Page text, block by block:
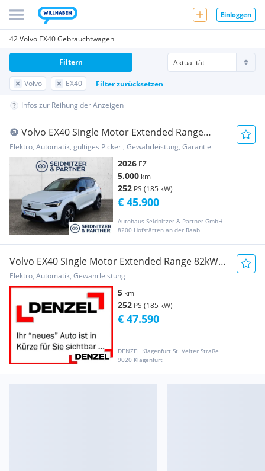
Einloggen
42 Volvo EX40 Gebrauchtwagen
Volvo EX40 Filter zurücksetzen
Filtern
Infos zur Reihung der Anzeigen
Volvo EX40 Single Motor Extended Range
82kWh Plus Dark
Elektro, Automatik, gültiges Pickerl, Gewährleistung, Garantie
2026 EZ
5.000 km
252 PS (185 kW)
Autohaus Seidnitzer & Partner GmbH
8200 Hofstätten an der Raab
€ 45.900
Volvo EX40 Single Motor Extended Range 82kWh
Plus Bla...
Elektro, Automatik, Gewährleistung
5 km
252 PS (185 kW)
DENZEL Klagenfurt St. Veiter Straße
9020 Klagenfurt
€ 47.590